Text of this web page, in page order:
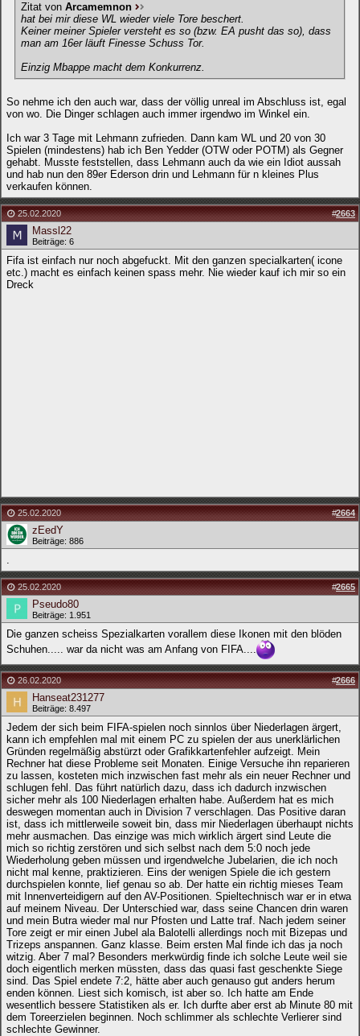
Zitat von Arcamemnon
hat bei mir diese WL wieder viele Tore beschert.
Keiner meiner Spieler versteht es so (bzw. EA pusht das so), dass
man am 16er läuft Finesse Schuss Tor.
Einzig Mbappe macht dem Konkurrenz.
So nehme ich den auch war, dass der völlig unreal im Abschluss ist, egal
von wo. Die Dinger schlagen auch immer irgendwo im Winkel ein.
Ich war 3 Tage mit Lehmann zufrieden. Dann kam WL und 20 von 30
Spielen (mindestens) hab ich Ben Yedder (OTW oder POTM) als Gegner
gehabt. Musste feststellen, dass Lehmann auch da wie ein Idiot aussah
und hab nun den 89er Ederson drin und Lehmann für n kleines Plus
verkaufen können.
25.02.2020 #2663
Massl22
Beiträge: 6
Fifa ist einfach nur noch abgefuckt. Mit den ganzen specialkarten( icone
etc.) macht es einfach keinen spass mehr. Nie wieder kauf ich mir so ein
Dreck
25.02.2020 #2664
zEedY
Beiträge: 886
.
25.02.2020 #2665
Pseudo80
Beiträge: 1.951
Die ganzen scheiss Spezialkarten vorallem diese Ikonen mit den blöden
Schuhen..... war da nicht was am Anfang von FIFA....
26.02.2020 #2666
Hanseat231277
Beiträge: 8.497
Jedem der sich beim FIFA-spielen noch sinnlos über Niederlagen ärgert,
kann ich empfehlen mal mit einem PC zu spielen der aus unerklärlichen
Gründen regelmäßig abstürzt oder Grafikkartenfehler aufzeigt. Mein
Rechner hat diese Probleme seit Monaten. Einige Versuche ihn reparieren
zu lassen, kosteten mich inzwischen fast mehr als ein neuer Rechner und
schlugen fehl. Das führt natürlich dazu, dass ich dadurch inzwischen
sicher mehr als 100 Niederlagen erhalten habe. Außerdem hat es mich
deswegen momentan auch in Division 7 verschlagen. Das Positive daran
ist, dass ich mittlerweile soweit bin, dass mir Niederlagen überhaupt nichts
mehr ausmachen. Das einzige was mich wirklich ärgert sind Leute die
mich so richtig zerstören und sich selbst nach dem 5:0 noch jede
Wiederholung geben müssen und irgendwelche Jubelarien, die ich noch
nicht mal kenne, praktizieren. Eins der wenigen Spiele die ich gestern
durchspielen konnte, lief genau so ab. Der hatte ein richtig mieses Team
mit Innenverteidigern auf den AV-Positionen. Spieltechnisch war er in etwa
auf meinem Niveau. Der Unterschied war, dass seine Chancen drin waren
und mein Butra wieder mal nur Pfosten und Latte traf. Nach jedem seiner
Tore zeigt er mir einen Jubel ala Balotelli allerdings noch mit Bizepas und
Trizeps anspannen. Ganz klasse. Beim ersten Mal finde ich das ja noch
witzig. Aber 7 mal? Besonders merkwürdig finde ich solche Leute weil sie
doch eigentlich merken müssten, dass das quasi fast geschenkte Siege
sind. Das Spiel endete 7:2, hätte aber auch genauso gut anders herum
enden können. Liest sich komisch, ist aber so. Ich hatte am Ende
wesentlich bessere Statistiken als er. Ich durfte aber erst ab Minute 80 mit
dem Toreerzielen beginnen. Noch schlimmer als schlechte Verlierer sind
schlechte Gewinner.